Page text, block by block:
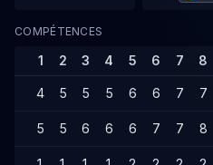
COMPÉTENCES
1 2 3 4 5 6 7 8
4 5 5 5 6 6 7 7
5 5 6 6 6 7 7 8